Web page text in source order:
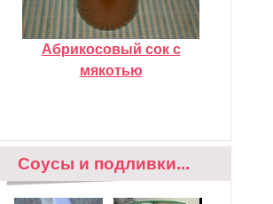
Абрикосовый сок с
мякотью
Соусы и подливки...